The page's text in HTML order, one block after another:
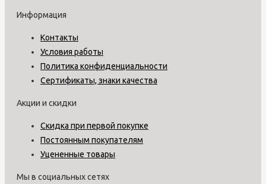
Информация
Контакты
Условия работы
Политика конфиденциальности
Сертификаты, знаки качества
Акции и скидки
Скидка при первой покупке
Постоянным покупателям
Уцененные товары
Мы в социальных сетях